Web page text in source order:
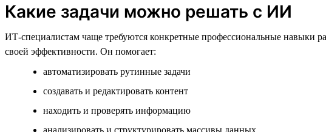
Какие задачи можно решать с ИИ
ИТ-специалистам чаще требуются конкретные профессиональные
своей эффективности. Он помогает:
автоматизировать рутинные задачи
создавать и редактировать контент
находить и проверять информацию
анализировать и структурировать массивы данных